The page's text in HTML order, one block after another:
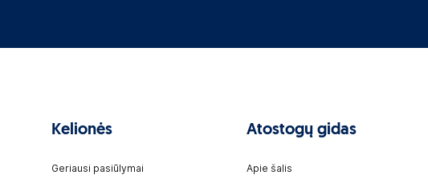
Kelionės
Geriausi pasiūlymai
Atostogų gidas
Apie šalis